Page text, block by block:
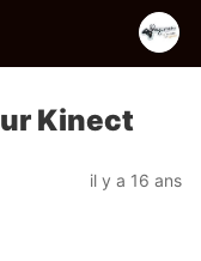
Kinect
il y a 16 ans